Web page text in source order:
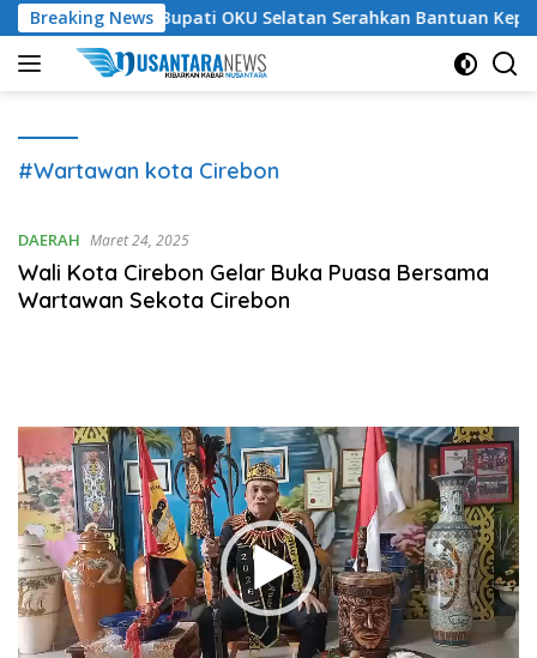
Langsung
ke
konten
Breaking NewsBupati OKU Selatan Serahkan Bantuan Kepada
#Wartawan kota Cirebon
DAERAH Maret 24, 2025
Wali Kota Cirebon Gelar Buka Puasa Bersama
Wartawan Sekota Cirebon
Pemutar
Video